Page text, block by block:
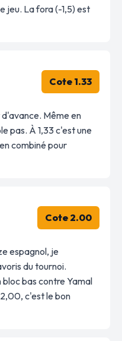
jeu. La fora (-1,5) est
Cote 1.33
Même en
pas. À 1,33 c'est une
combiné pour
Cote 2.00
espagnol, je
du tournoi.
bas contre Yamal
c'est le bon